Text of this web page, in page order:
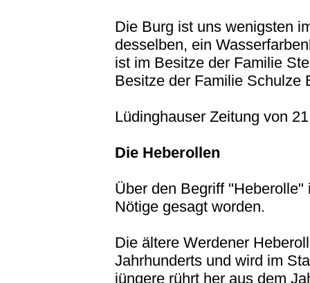
Die Burg ist uns wenigsten
desselben, ein
ist im Besitze der Familie
Besitze der Familie Schulze
Lüdinghauser Zeitung von
Die Heberollen
Über den Begriff
Nötige gesagt worden.
Die ältere Werdener
Jahrhunderts und wird im
jüngere rührt her aus dem